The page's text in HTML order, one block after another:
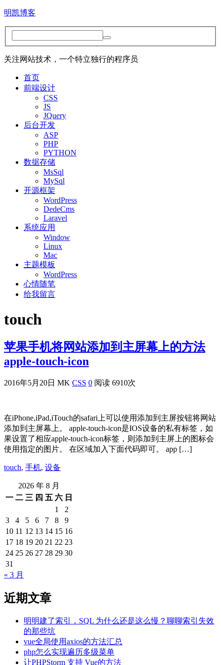
明凯博客
关注网站技术，一个特立独行的程序员
首页
前端设计
CSS
JS
JQuery
后台开发
ASP
PHP
PYTHON
数据存储
MsSql
MySql
开源框架
WordPress
DedeCms
Laravel
系统应用
Window
Linux
Mac
主题模板
WordPress
心情随笔
给我留言
touch
苹果手机将网站添加到主屏幕上的方法
apple-touch-icon
2016年5月20日 MK CSS 0 阅读 6910次
在iPhone,iPad,iTouch的safari上可以使用添加到主屏按钮将网站
添加到主屏幕上。 apple-touch-icon是IOS设备的私有标签，如
果设置了相应apple-touch-icon标签，则添加到主屏上的图标会
使用指定的图片。 在区域加入下面代码即可。 app […]
touch, 手机, 设备
2026 年 8 月
一 二 三 四 五 六 日
1
2
3
4 5 6 7 8
9
10 11 12 13 14 15 16
17 18 19 20 21 22 23
24 25 26 27 28 29 30
31
« 3 月
近期文章
明明建了索引，SQL 为什么还是这么慢？聊聊索引失效
的那些坑
vue全局使用axios的方法汇总
php怎么实现遍历多级菜单
让PHPStorm 支持 Vue的方法